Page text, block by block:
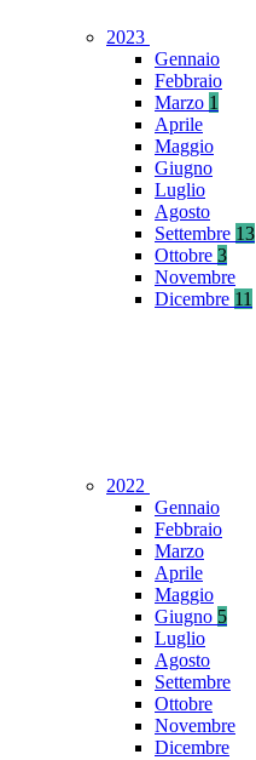
2023
Gennaio
Febbraio
Marzo 1
Aprile
Maggio
Giugno
Luglio
Agosto
Settembre 13
Ottobre 3
Novembre
Dicembre 11
2022
Gennaio
Febbraio
Marzo
Aprile
Maggio
Giugno 5
Luglio
Agosto
Settembre
Ottobre
Novembre
Dicembre